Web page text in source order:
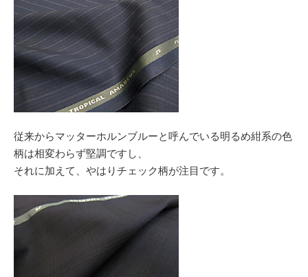
従来からマッターホルンブルーと呼んでいる明るめ紺系の色
柄は相変わらず堅調ですし、
それに加えて、やはりチェック柄が注目です。